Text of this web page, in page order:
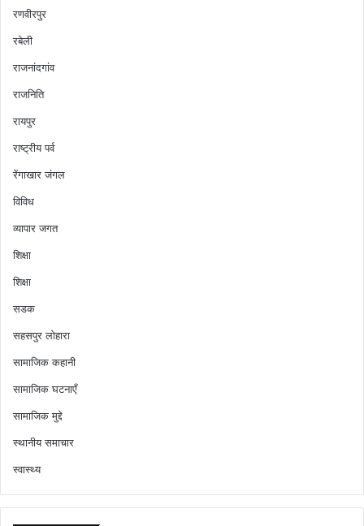
रणवीरपुर
रबेली
राजनांदगांव
राजनिति
रायपुर
राष्ट्रीय पर्व
रेंगाखार जंगल
विविध
व्यापार जगत
शिक्षा
शिक्षा
सडक
सहसपुर लोहारा
सामाजिक कहानी
सामाजिक घटनाएँ
सामाजिक मुद्दे
स्थानीय समाचार
स्वास्थ्य